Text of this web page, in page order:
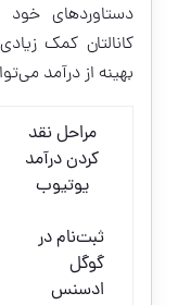
دستاوردهای خود
کانالتان کمک
بهینه از درآمد
مراحل نقد
کردن درآمد
یوتیوب
ثبت‌نام در
گوگل
ادسنس